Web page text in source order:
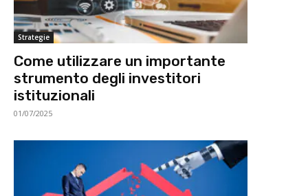
Strategie
Come utilizzare un importante
strumento degli investitori
istituzionali
01/07/2025